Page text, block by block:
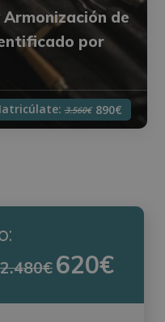
de
por
3.560€ 890€
2.480€ 620€